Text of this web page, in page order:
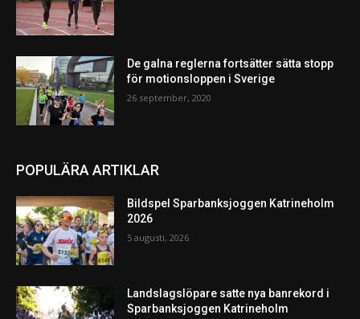
De galna reglerna fortsätter sätta stopp
för motionsloppen i Sverige
26 september, 2020
POPULÄRA ARTIKLAR
Bildspel Sparbanksjoggen Katrineholm
2026
5 augusti, 2026
Landslagslöpare satte nya banrekord i
Sparbanksjoggen Katrineholm